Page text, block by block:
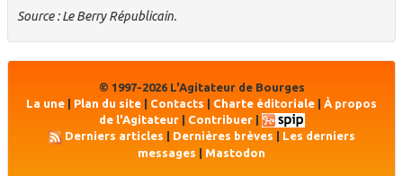
Source : Le Berry Républicain.
© 1997-2026 L'Agitateur de Bourges
La une | Plan du site | Contacts | Charte éditoriale | À propos
de l'Agitateur| Contribuer|
Derniers articles
Dernières brèves
Les derniers
messages
Mastodon